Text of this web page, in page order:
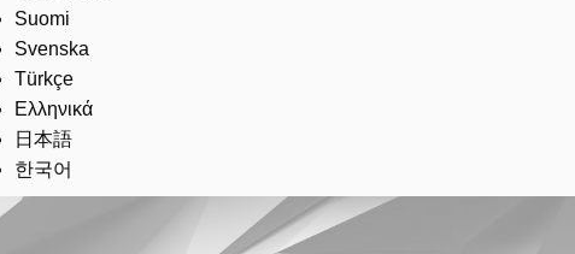
Suomi
Svenska
Türkçe
Ελληνικά
日本語
한국어